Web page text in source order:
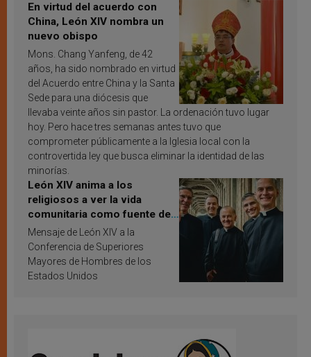
En virtud del acuerdo con
China, León XIV nombra un
nuevo obispo
Mons. Chang Yanfeng, de 42
años, ha sido nombrado en virtud
del Acuerdo entre China y la Santa
Sede para una diócesis que
llevaba veinte años sin pastor. La ordenación tuvo lugar
hoy. Pero hace tres semanas antes tuvo que
comprometer públicamente a la Iglesia local con la
controvertida ley que busca eliminar la identidad de las
minorías.
León XIV anima a los
religiosos a ver la vida
comunitaria como fuente de
inspiración y santificación
Mensaje de León XIV a la
Conferencia de Superiores
Mayores de Hombres de los
Estados Unidos